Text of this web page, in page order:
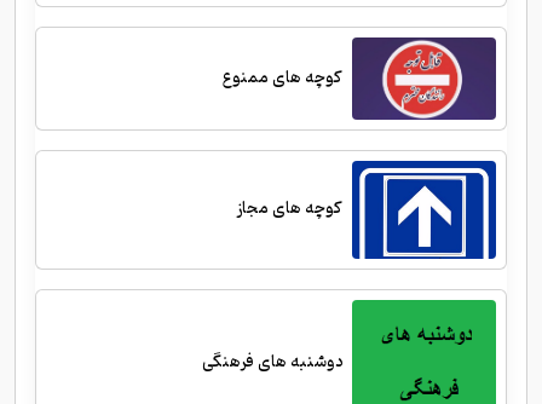
کوچه های ممنوع
کوچه های مجاز
دوشنبه های فرهنگی